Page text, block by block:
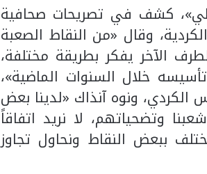
كشف في تصريحات صحافية
وقال «من النقاط الصعبة
الآخر يفكر بطريقة مختلفة،
خلال السنوات الماضية»،
ونوه آنذاك «لدينا بعض
وتضحياتهم، لا نريد اتفاقاً
ببعض النقاط ونحاول تجاوز